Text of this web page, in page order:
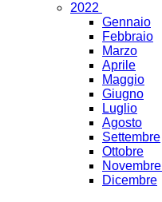
2022
Gennaio
Febbraio
Marzo
Aprile
Maggio
Giugno
Luglio
Agosto
Settembre
Ottobre
Novembre
Dicembre